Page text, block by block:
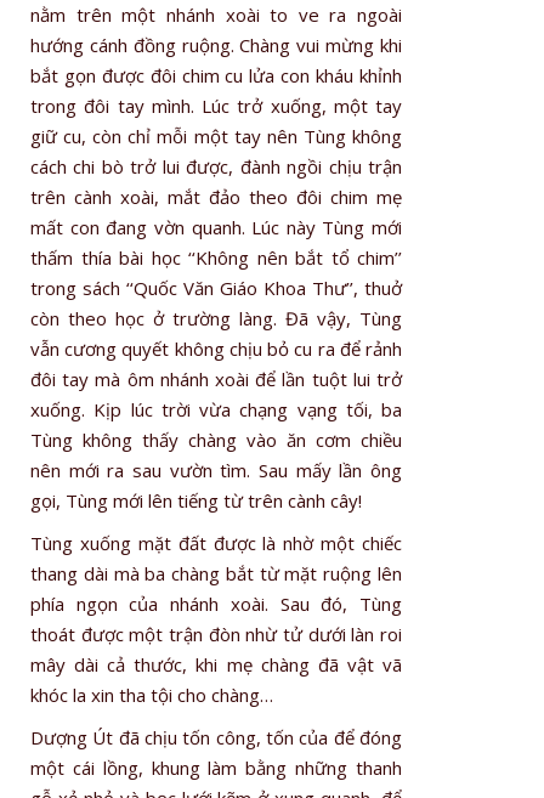
nằm trên một nhánh xoài to ve ra ngoài
hướng cánh đồng ruộng. Chàng vui mừng khi
bắt gọn được đôi chim cu lửa con kháu khỉnh
trong đôi tay mình. Lúc trở xuống, một tay
giữ cu, còn chỉ mỗi một tay nên Tùng không
cách chi bò trở lui được, đành ngồi chịu trận
trên cành xoài, mắt đảo theo đôi chim mẹ
mất con đang vờn quanh. Lúc này Tùng mới
thấm thía bài học ‘‘Không nên bắt tổ chim’’
trong sách ‘‘Quốc Văn Giáo Khoa Thư’’, thuở
còn theo học ở trường làng. Đã vậy, Tùng
vẫn cương quyết không chịu bỏ cu ra để rảnh
đôi tay mà ôm nhánh xoài để lần tuột lui trở
xuống. Kịp lúc trời vừa chạng vạng tối, ba
Tùng không thấy chàng vào ăn cơm chiều
nên mới ra sau vườn tìm. Sau mấy lần ông
gọi, Tùng mới lên tiếng từ trên cành cây!
Tùng xuống mặt đất được là nhờ một chiếc
thang dài mà ba chàng bắt từ mặt ruộng lên
phía ngọn của nhánh xoài. Sau đó, Tùng
thoát được một trận đòn nhừ tử dưới làn roi
mây dài cả thước, khi mẹ chàng đã vật vã
khóc la xin tha tội cho chàng…
Dượng Út đã chịu tốn công, tốn của để đóng
một cái lồng, khung làm bằng những thanh